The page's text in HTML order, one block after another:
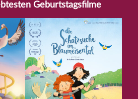
Geburtstagsfilme